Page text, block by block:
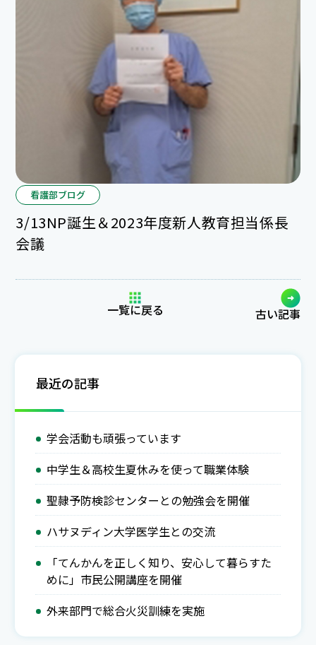
頑張った2年目研修医達、本当に卒業おめでとうござい
ます！ ようやく医師人生の最初の1歩を終え、これから
は自分の決めた道を歩んでいきます。 この2年間の研修
が皆さんのこれからを支える礎となるはずです！！4月
からのご活躍を心よりお祈りしてお
看護部ブログ
3/13NP誕生＆2023年度新人教育担当係長
会議
一覧に戻る 古い記事
最近の記事
学会活動も頑張っています
中学生＆高校生夏休みを使って職業体験
聖隷予防検診センターとの勉強会を開催
ハサヌディン大学医学生との交流
「てんかんを正しく知り、安心して暮らすた
めに」市民公開講座を開催
外来部門で総合火災訓練を実施